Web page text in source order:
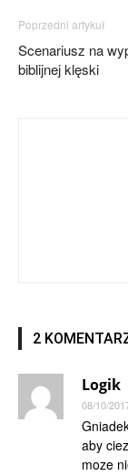
Poprzedni artykuł
Scenariusz na
biblijnej klęski
2
Logik
08/10/
aby
moze